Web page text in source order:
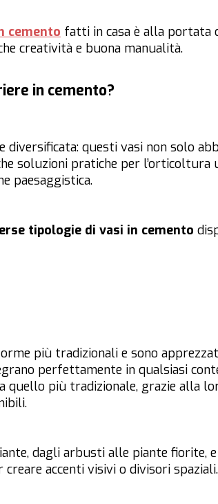
cemento fatti in casa è alla portata
creatività e buona manualità.
in cemento?
diversificata: questi vasi non solo
soluzioni pratiche per l’orticoltura
paesaggistica.
tipologie di vasi in cemento
più tradizionali e sono
perfettamente in qualsiasi
quello più tradizionale, grazie alla
dagli arbusti alle piante fiorite,
accenti visivi o divisori spaziali.